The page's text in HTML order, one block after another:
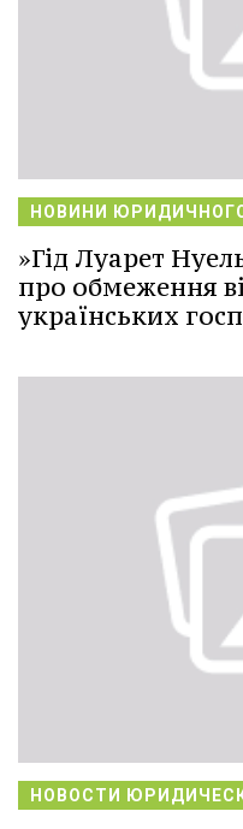
НОВИНИ
»Гід Луарет
про обмеження
українських
НОВОСТИ